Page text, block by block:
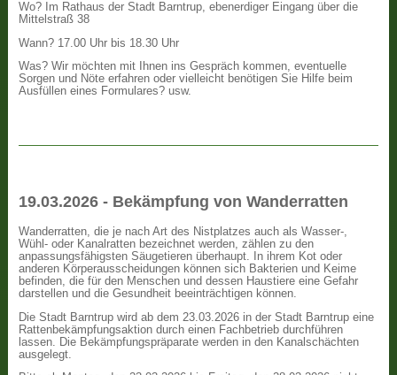
Wo? Im Rathaus der Stadt Barntrup, ebenerdiger Eingang über die
Mittelstraß 38
Wann? 17.00 Uhr bis 18.30 Uhr
Was? Wir möchten mit Ihnen ins Gespräch kommen, eventuelle
Sorgen und Nöte erfahren oder vielleicht benötigen Sie Hilfe beim
Ausfüllen eines Formulares? usw.
19.03.2026 - Bekämpfung von Wanderratten
Wanderratten, die je nach Art des Nistplatzes auch als Wasser-,
Wühl- oder Kanalratten bezeichnet werden, zählen zu den
anpassungsfähigsten Säugetieren überhaupt. In ihrem Kot oder
anderen Körperausscheidungen können sich Bakterien und Keime
befinden, die für den Menschen und dessen Haustiere eine Gefahr
darstellen und die Gesundheit beeinträchtigen können.
Die Stadt Barntrup wird ab dem 23.03.2026 in der Stadt Barntrup eine
Rattenbekämpfungsaktion durch einen Fachbetrieb durchführen
lassen. Die Bekämpfungspräparate werden in den Kanalschächten
ausgelegt.